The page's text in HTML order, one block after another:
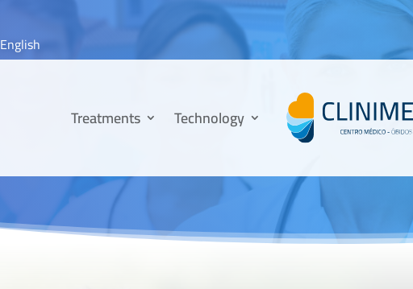
Treatments Technology
English